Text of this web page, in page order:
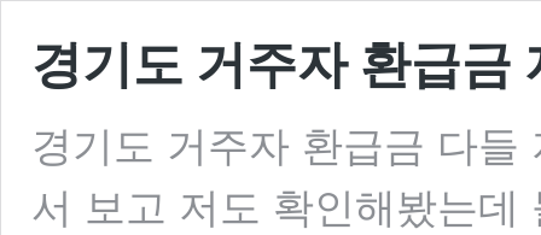
경기도 거주자 환급금
경기도 거주자 환급금 다
서 보고 저도 확인해봤는